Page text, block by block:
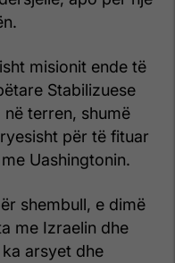
misionit ende të
Stabilizuese
terren, shumë
për të fituar
Uashingtonin.
shembull, e dimë
me Izraelin dhe
arsyet dhe